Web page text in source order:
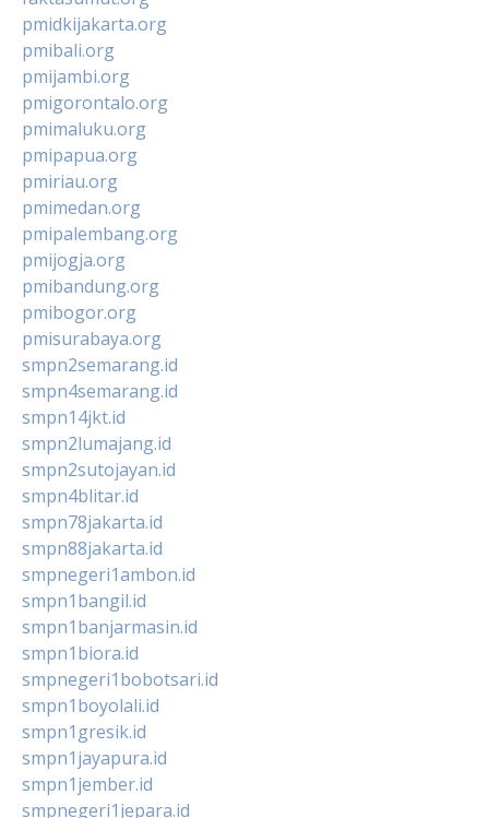
pmidkijakarta.org
pmibali.org
pmijambi.org
pmigorontalo.org
pmimaluku.org
pmipapua.org
pmiriau.org
pmimedan.org
pmipalembang.org
pmijogja.org
pmibandung.org
pmibogor.org
pmisurabaya.org
smpn2semarang.id
smpn4semarang.id
smpn14jkt.id
smpn2lumajang.id
smpn2sutojayan.id
smpn4blitar.id
smpn78jakarta.id
smpn88jakarta.id
smpnegeri1ambon.id
smpn1bangil.id
smpn1banjarmasin.id
smpn1biora.id
smpnegeri1bobotsari.id
smpn1boyolali.id
smpn1gresik.id
smpn1jayapura.id
smpn1jember.id
smpnegeri1jepara.id